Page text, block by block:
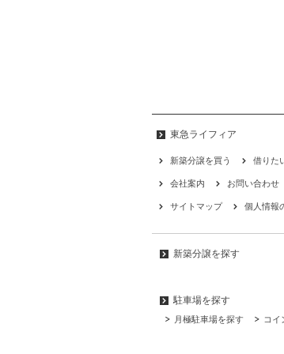
東急ライフィア
新築分譲を買う 借りた
会社案内 お問い合わせ
サイトマップ 個人情報
新築分譲を探す
駐車場を探す
月極駐車場を探す コイ